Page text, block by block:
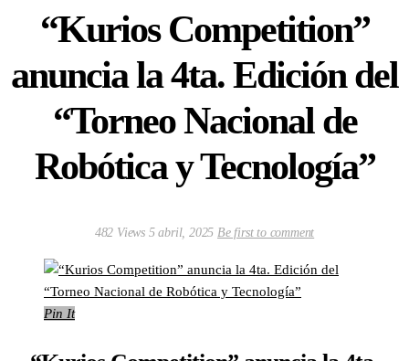
“Kurios Competition”
anuncia la 4ta. Edición del
“Torneo Nacional de
Robótica y Tecnología”
482 Views 5 abril, 2025 Be first to comment
Pin It